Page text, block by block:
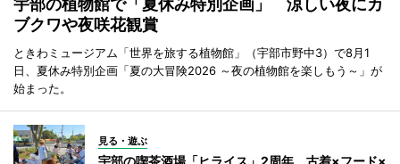
ブクワや夜咲花観賞
ときわミュージアム「世界を旅する植物館」（宇部市野中3）で8月1
日、夏休み特別企画「夏の大冒険2026 ～夜の植物館を楽しもう～」が
始まった。
見る・遊ぶ
宇部の喫茶酒場「ヒライス」2周年 古着×フード×